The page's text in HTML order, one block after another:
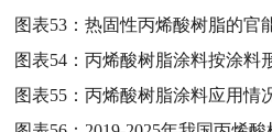
图表53：热固性丙烯酸树脂的官
图表54：丙烯酸树脂涂料按涂料
图表55：丙烯酸树脂涂料应用情